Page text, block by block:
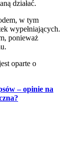
działać.
w tym
wypełniających.
ponieważ
oparte o
– opinie na